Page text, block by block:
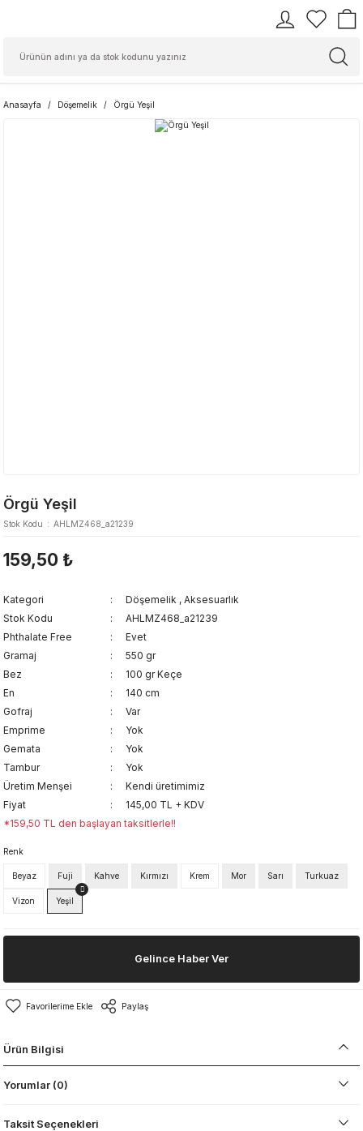
Anasayfa Döşemelik Örgü Yeşil
Örgü Yeşil
Stok Kodu AHLMZ468_a21239
159,50 ₺
Kategori Döşemelik , Aksesuarlık
Stok Kodu
AHLMZ468_a21239
Phthalate Free
Evet
Gramaj
550 gr
Bez
100 gr Keçe
En
140 cm
Gofraj
Var
Emprime
Yok
Gemata
Yok
Tambur
Yok
Üretim Menşei
Kendi üretimimiz
Fiyat
145,00 TL + KDV
*159,50 TL den başlayan taksitlerle!!
Renk
Beyaz Fuji Kahve Kırmızı Krem Mor Sarı Turkuaz
Vizon Yeşil
Gelince Haber Ver
Paylaş
Ürün Bilgisi
Yorumlar (0)
Taksit Seçenekleri